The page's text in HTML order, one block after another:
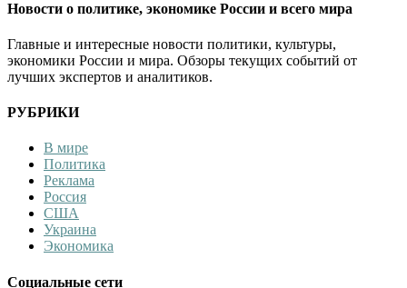
Новости о политике, экономике России и всего мира
Главные и интересные новости политики, культуры,
экономики России и мира. Обзоры текущих событий от
лучших экспертов и аналитиков.
РУБРИКИ
В мире
Политика
Реклама
Россия
США
Украина
Экономика
Социальные сети